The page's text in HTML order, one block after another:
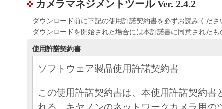
カメラマネジメントツール Ver. 2.4.2
ダウンロード前に下記の使用許諾契約書を必ずお読みくださ
ダウンロードを開始された場合には本許諾書に同意された
使用許諾契約書
ソフトウェア製品使用許諾契約書
この使用許諾契約書は、本使用許諾契約書
れる、キヤノンのネットワークカメラ用の